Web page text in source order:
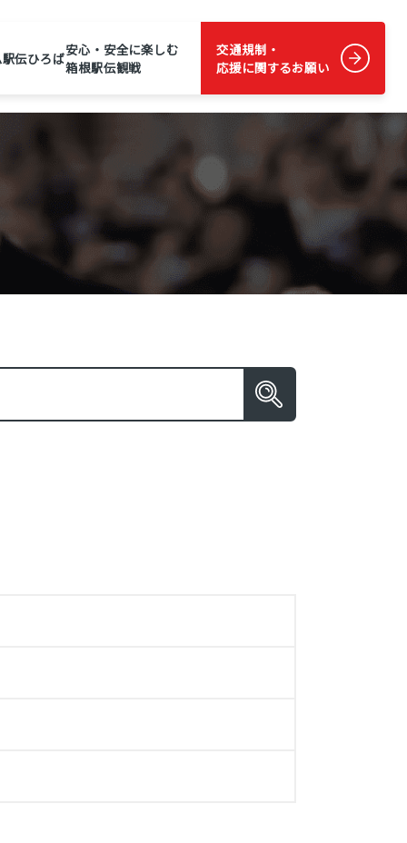
駅伝ひろば安心・安全に楽しむ
箱根駅伝観戦
交通規制・
応援に関するお願い